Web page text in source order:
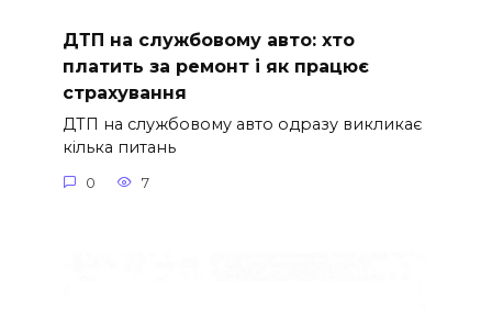
ДТП на службовому авто: хто
платить за ремонт і як працює
страхування
ДТП на службовому авто одразу викликає
кілька питань
0 7